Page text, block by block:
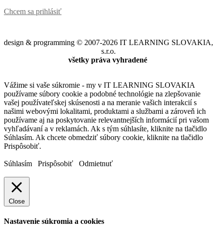
Chcem sa prihlásiť
design & programming © 2007-2026 IT LEARNING SLOVAKIA,
s.r.o.
všetky práva vyhradené
Vážime si vaše súkromie - my v IT LEARNING SLOVAKIA
používame súbory cookie a podobné technológie na zlepšovanie
vašej používateľskej skúsenosti a na meranie vašich interakcií s
našimi webovými lokalitami, produktami a službami a zároveň ich
používame aj na poskytovanie relevantnejších informácií pri vašom
vyhľadávaní a v reklamách. Ak s tým súhlasíte, kliknite na tlačidlo
Súhlasím. Ak chcete obmedziť súbory cookie, kliknite na tlačidlo
Prispôsobiť.
Súhlasím Prispôsobiť Odmietnuť
Close
Nastavenie súkromia a cookies